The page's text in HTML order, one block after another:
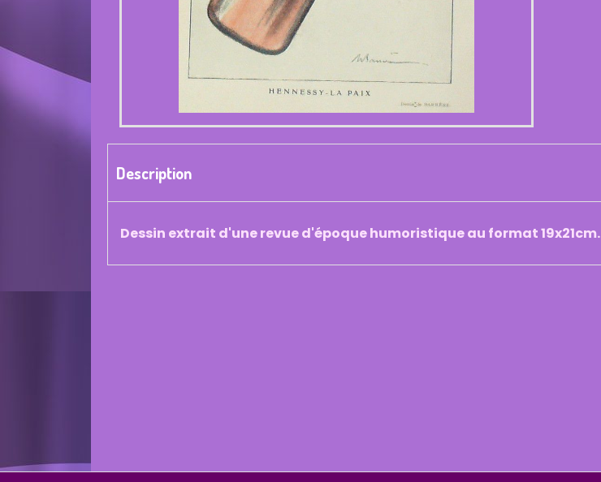
Description
Dessin extrait d'une revue d'époque humoristique au format 19x21cm.